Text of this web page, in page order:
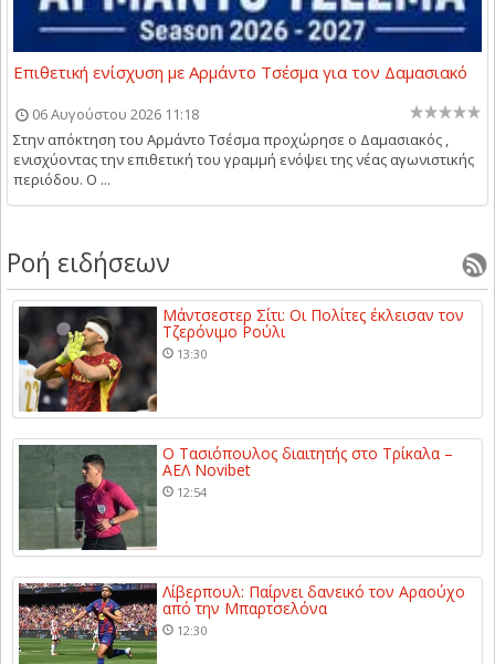
Επιθετική ενίσχυση με Αρμάντο Τσέσμα για τον Δαμασιακό
06 Αυγούστου 2026 11:18
Στην απόκτηση του Αρμάντο Τσέσμα προχώρησε ο Δαμασιακός ,
ενισχύοντας την επιθετική του γραμμή ενόψει της νέας αγωνιστικής
περιόδου. Ο ...
Ροή ειδήσεων
Μάντσεστερ Σίτι: Οι Πολίτες έκλεισαν τον
Τζερόνιμο Ρούλι
13:30
Ο Τασιόπουλος διαιτητής στο Τρίκαλα –
ΑΕΛ Novibet
12:54
Λίβερπουλ: Παίρνει δανεικό τον Αραούχο
από την Μπαρτσελόνα
12:30